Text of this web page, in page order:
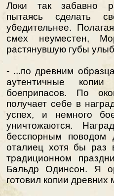
Локи так забавно
пытаясь сделать
убедительнее.
смех неуместен,
растянувшую губы
- ...по древним
аутентичные
боеприпасов. По
получает себе в
успех, и немного
уничтожаются.
бесспорным поводом
оталиец хотя бы раз
традиционном
Бальдр Одинсон. Я
готовил копии